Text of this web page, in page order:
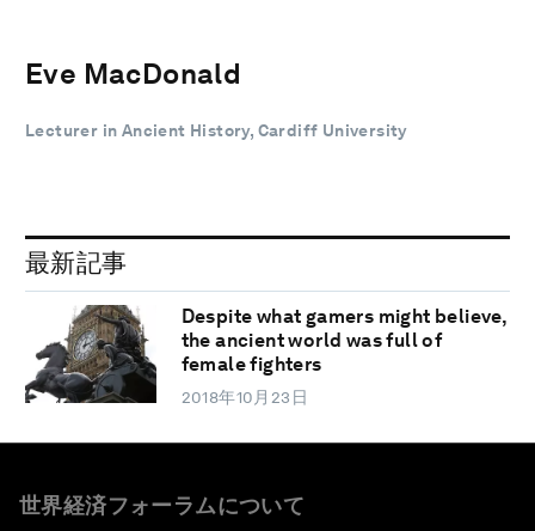
Eve MacDonald
Lecturer in Ancient History, Cardiff University
最新記事
Despite what gamers might believe,
the ancient world was full of
female fighters
2018年10月23日
世界経済フォーラムについて